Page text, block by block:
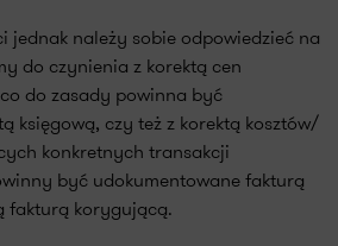
jednak należy sobie odpowiedzieć na
do czynienia z korektą cen
do zasady powinna być
księgową, czy też z korektą kosztów/
konkretnych transakcji
być udokumentowane fakturą
fakturą korygującą.